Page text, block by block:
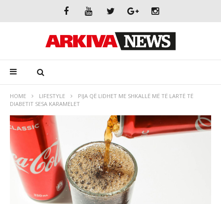
HOME LIFESTYLE
PIJA QË LIDHET ME SHKALLË MË TË LARTË TË
DIABETIT SESA KARAMELET